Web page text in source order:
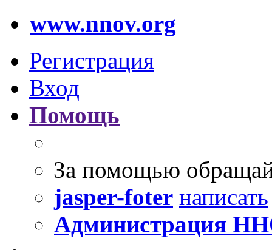
www.nnov.org
Регистрация
Вход
Помощь
За помощью
jasper-foter написать
Администрация